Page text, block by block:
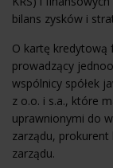
bilans zysków i
O kartę kredytową
prowadzący
wspólnicy spółek
z o.o. i s.a., które
uprawnionymi do
zarządu, prokurent
zarządu.